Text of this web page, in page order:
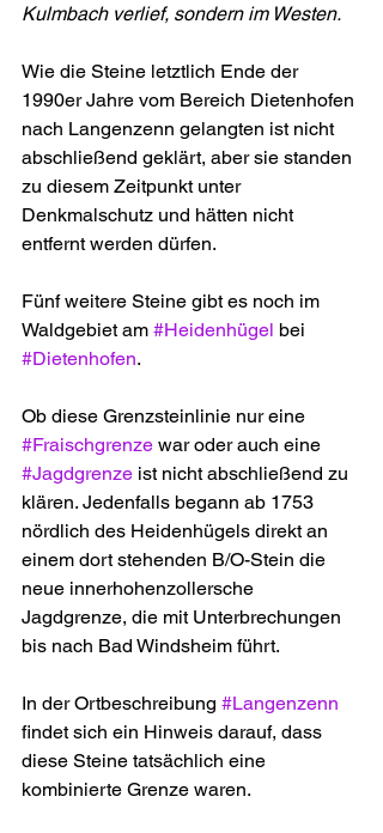
Kulmbach verlief, sondern im Westen.
Wie die Steine letztlich Ende der
1990er Jahre vom Bereich Dietenhofen
nach Langenzenn gelangten ist nicht
abschließend geklärt, aber sie standen
zu diesem Zeitpunkt unter
Denkmalschutz und hätten nicht
entfernt werden dürfen.
Fünf weitere Steine gibt es noch im
Waldgebiet am #Heidenhügel bei
#Dietenhofen.
Ob diese Grenzsteinlinie nur eine
#Fraischgrenze war oder auch eine
#Jagdgrenze ist nicht abschließend zu
klären. Jedenfalls begann ab 1753
nördlich des Heidenhügels direkt an
einem dort stehenden B/O-Stein die
neue innerhohenzollersche
Jagdgrenze, die mit Unterbrechungen
bis nach Bad Windsheim führt.
In der Ortbeschreibung #Langenzenn
findet sich ein Hinweis darauf, dass
diese Steine tatsächlich eine
kombinierte Grenze waren.